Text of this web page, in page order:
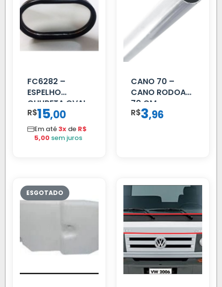
FC6282 –
ESPELHO
CHUPETA OVAL
R$15,00
Em até3x de R$
5,00 sem juros
CANO 70 –
CANO RODOAR
70 CM
R$3,96